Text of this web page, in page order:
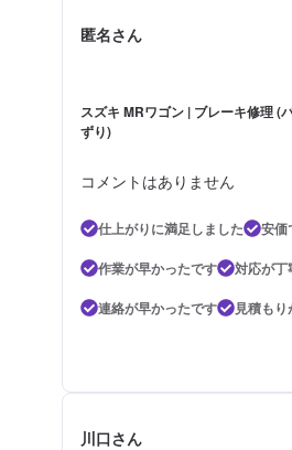
匿名さん
スズキ MRワゴン | ブレーキ修理 (
ずり)
コメントはありません
仕上がりに満足しました
安価
作業が早かったです
対応が丁
連絡が早かったです
見積も
川口さん